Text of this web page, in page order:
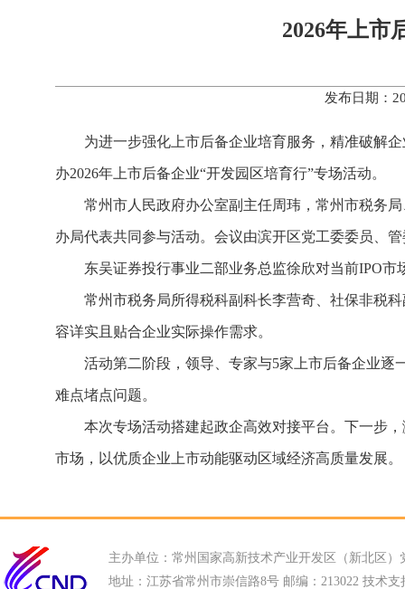
2026年上市
发布日期：
为进一步强化上市后备企业培育服务，精准破解
办2026年上市后备企业“开发园区培育行”专场活动。
常州市人民政府办公室副主任周玮，常州市税务
办局代表共同参与活动。会议由滨开区党工委委员、
东吴证券投行事业二部业务总监徐欣对当前IPO
常州市税务局所得税科副科长李营奇、社保非税
容详实且贴合企业实际操作需求。
活动第二阶段，领导、专家与5家上市后备企业逐
难点堵点问题。
本次专场活动搭建起政企高效对接平台。下一步
市场，以优质企业上市动能驱动区域经济高质量发展。
主办单位：常州国家高新技术产业开发区（新北区）
地址：江苏省常州市崇信路8号 邮编：213022 技术支